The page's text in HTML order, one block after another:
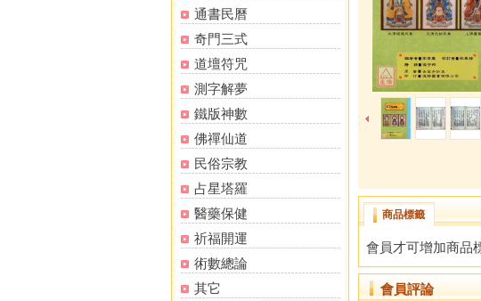
通書民曆
奇門三式
道壇符咒
測字解夢
鐵版神數
佛禪仙道
民俗宗教
占星塔羅
醫藥保健
祈福開運
術數總論
其它
商品標籤
會員才可增加商品
會員評論